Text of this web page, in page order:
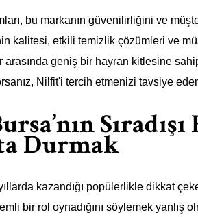
bu markanın güvenilirliğini ve
kalitesi, etkili temizlik çözümleri ve
arasında geniş bir hayran kitlesine
Nilfit'i tercih etmenizi tavsiye
Durmak
kazandığı popülerlikle dikkat
bir rol oynadığını söylemek yanlış